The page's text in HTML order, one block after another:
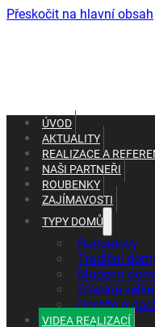
Přeskočit na hlavní obsah
+420 602 661 287
+420 465 637 010
ÚVOD
AKTUALITY
REALIZACE A
NAŠI PARTNEŘI
ROUBENKY
ZAJÍMAVOSTI
TYPY DOMŮ
Bungalovy
Tradiční
Moderní
Středně
Garáže a
VIDEA REALIZACÍ